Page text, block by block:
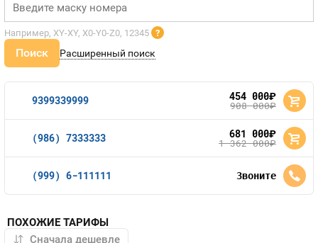
Например, XY-XY, X0-Y0-Z0, 12345 ?
Поиск Расширенный поиск
9399339999 454 000руб.
908 000руб.
(986) 7333333 681 000руб.
1 362 000руб.
(999) 6-111111 Звоните
ПОХОЖИЕ ТАРИФЫ